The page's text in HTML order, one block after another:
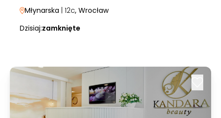
Młynarska | 12c, Wrocław
Dzisiaj:zamknięte